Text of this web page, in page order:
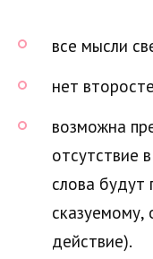
все мысли
нет
возможна
отсутствие
слова будут
сказуемому,
действие).